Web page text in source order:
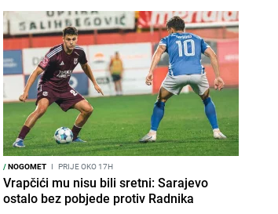
/NOGOMET I PRIJE OKO 17H
Vrapčići mu nisu bili sretni: Sarajevo
ostalo bez pobjede protiv Radnika